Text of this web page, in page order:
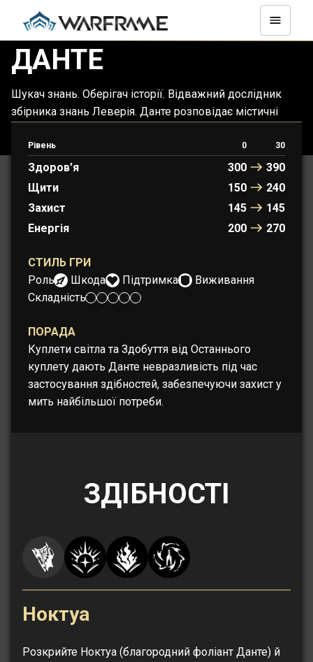
ДАНТЕ
Шукач знань. Оберігач історії. Відважний дослідник
збірника знань Леверія. Данте розповідає містичні
ворогів.
Рівень 0 30
Здоров’я 300
390
Щити
150
240
Захист
145
145
Енергія
200 270
СТИЛЬ ГРИ
Роль:
Шкода Підтримка
Виживання
Складність:
ПОРАДА
Куплети світла та Здобуття від Останнього
куплету дають Данте невразливість під час
застосування здібностей, забезпечуючи захист у
мить найбільшої потреби.
ЗДІБНОСТІ
Ноктуа
Розкрийте Ноктуа (благородний фоліант Данте) й